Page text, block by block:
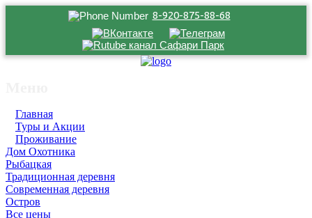
8-920-875-88-68
Главная
Туры и Акции
Проживание
Дом Охотника
Рыбацкая
Традиционная деревня
Современная деревня
Остров
Все цены